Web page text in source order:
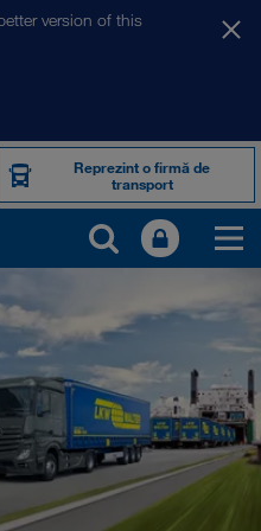
version of this
Reprezint o firmă de
transport